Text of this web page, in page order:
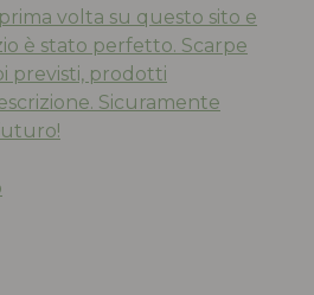
volta su questo sito e
è stato perfetto. Scarpe
previsti, prodotti
Sicuramente